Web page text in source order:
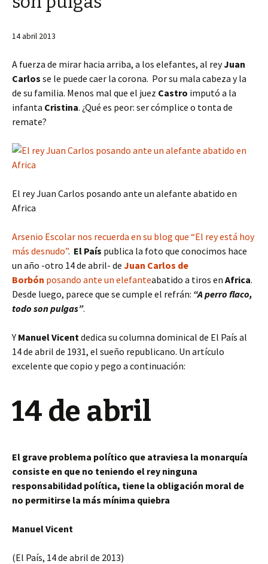
14 abril 2013
A fuerza de mirar hacia arriba, a los elefantes, al reyJuan
Carlos se le puede caer la corona. Por su mala cabeza y la
de su familia. Menos mal que el juez Castro imputó a la
infanta Cristina. ¿Qué es peor: ser cómplice o tonta de
remate?
El rey Juan Carlos posando ante un alefante abatido en
Africa
Arsenio Escolar nos recuerda en su blog que “El rey está hoy
más desnudo”. El País publica la foto que conocimos hace
un año -otro 14 de abril- de Juan Carlos de
Borbón posando ante un elefanteabatido a tiros en Africa.
Desde luego, parece que se cumple el refrán: “A perro flaco,
todo son pulgas”.
Y Manuel Vicent dedica su columna dominical de El País al
14 de abril de 1931, el sueño republicano. Un artículo
excelente que copio y pego a continuación:
14 de abril
El grave problema político que atraviesa la monarquía
consiste en que no teniendo el rey ninguna
responsabilidad política, tiene la obligación moral de
no permitirse la más mínima quiebra
Manuel Vicent
(El País, 14 de abril de 2013)